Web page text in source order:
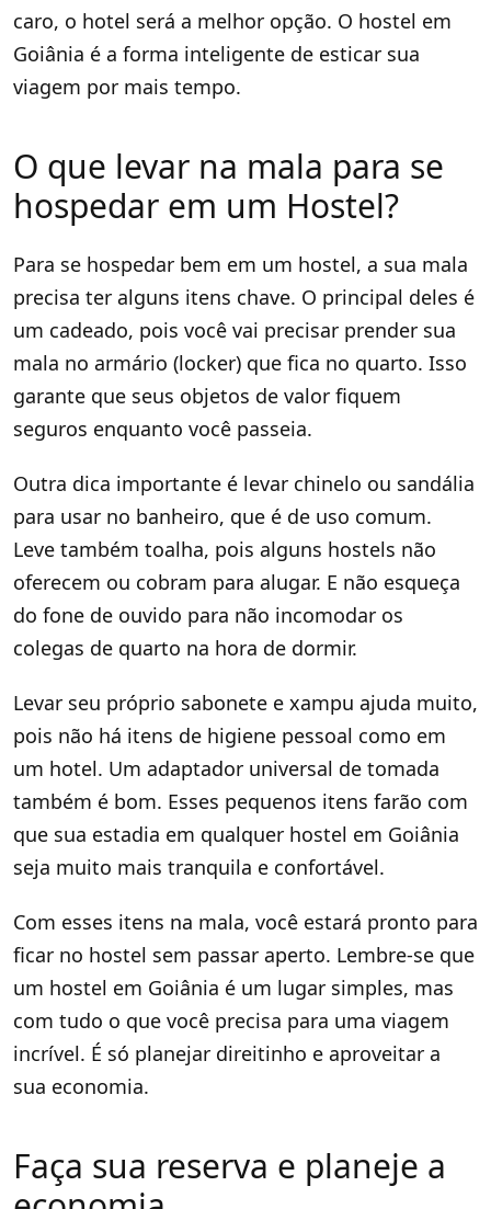
caro, o hotel será a melhor opção. O hostel em
Goiânia é a forma inteligente de esticar sua
viagem por mais tempo.
O que levar na mala para se
hospedar em um Hostel?
Para se hospedar bem em um hostel, a sua mala
precisa ter alguns itens chave. O principal deles é
um cadeado, pois você vai precisar prender sua
mala no armário (locker) que fica no quarto. Isso
garante que seus objetos de valor fiquem
seguros enquanto você passeia.
Outra dica importante é levar chinelo ou sandália
para usar no banheiro, que é de uso comum.
Leve também toalha, pois alguns hostels não
oferecem ou cobram para alugar. E não esqueça
do fone de ouvido para não incomodar os
colegas de quarto na hora de dormir.
Levar seu próprio sabonete e xampu ajuda muito,
pois não há itens de higiene pessoal como em
um hotel. Um adaptador universal de tomada
também é bom. Esses pequenos itens farão com
que sua estadia em qualquer hostel em Goiânia
seja muito mais tranquila e confortável.
Com esses itens na mala, você estará pronto para
ficar no hostel sem passar aperto. Lembre-se que
um hostel em Goiânia é um lugar simples, mas
com tudo o que você precisa para uma viagem
incrível. É só planejar direitinho e aproveitar a
sua economia.
Faça sua reserva e planeje a